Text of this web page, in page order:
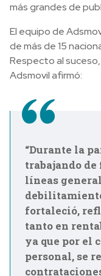
más grandes de
El equipo de
de más de 15
Respecto al
Adsmovil afirmó:
“Durante la
trabajando de
líneas
fortaleció,
tanto en
ya que por el
personal, se